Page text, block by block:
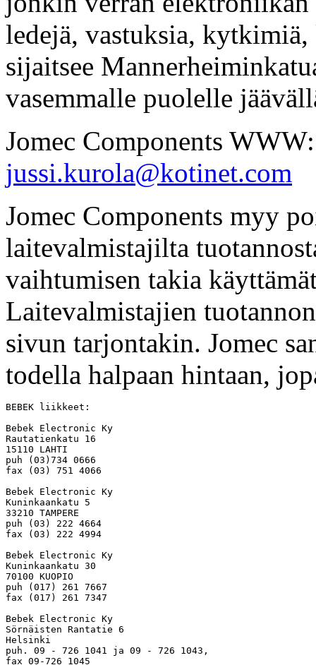
ledejä, vastuksia,
sijaitsee
vasemmalle puolelle
Jomec Components
jussi.kurola@kotinet.com
Jomec Components myy
laitevalmistajilta
vaihtumisen takia
Laitevalmistajien
sivun tarjontakin. Jomec
todella halpaan hintaan,
BEBEK liikkeet:
Bebek Electronic Ky
Rautatienkatu 16
15110 LAHTI
puh (03)734 0666
fax (03) 751 4066
Bebek Electronic Ky
Kuninkaankatu 5
33210 TAMPERE
puh (03) 222 4664
fax (03) 222 4994
Bebek Electronic Ky
Kuninkaankatu 30
70100 KUOPIO
puh (017) 261 7667
fax (017) 261 7347
Bebek Electronic Ky
Sörnäisten Rantatie 6
Helsinki
puh. 09 - 726 1041 ja 09 - 726 1043,
fax 09-726 1045